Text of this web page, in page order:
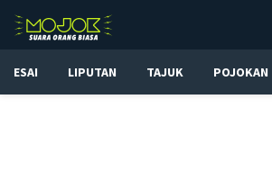
ESAI LIPUTAN TAJUK POJOKAN